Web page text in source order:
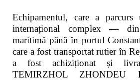
Echipamentul, care a parcurs
internațional complex —
maritimă până în portul
care a fost transportat rutier în
a fost achiziționat și
TEMIRZHOL